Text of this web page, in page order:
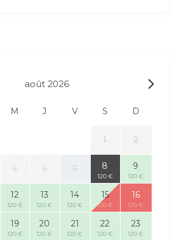
août 2026
M J V S D
1 2
5 6 7 8
120 €
9
120 €
12
120 €
13
120 €
14
120 €
15
120 €
16
120 €
19
120 €
20
120 €
21
120 €
22
120 €
23
120 €